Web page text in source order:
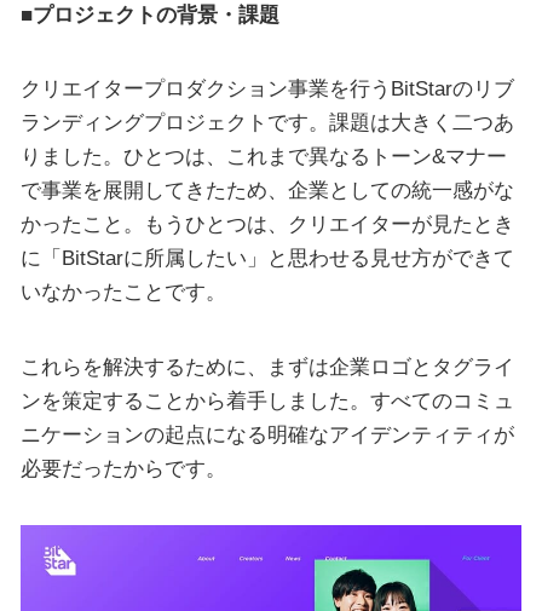
■プロジェクトの背景・課題
クリエイタープロダクション事業を行うBitStarのリブ
ランディングプロジェクトです。課題は大きく二つあ
りました。ひとつは、これまで異なるトーン&マナー
で事業を展開してきたため、企業としての統一感がな
かったこと。もうひとつは、クリエイターが見たとき
に「BitStarに所属したい」と思わせる見せ方ができて
いなかったことです。
これらを解決するために、まずは企業ロゴとタグライ
ンを策定することから着手しました。すべてのコミュ
ニケーションの起点になる明確なアイデンティティが
必要だったからです。